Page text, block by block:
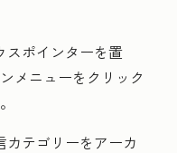
スポインターを置
メニューをクリック
カテゴリーをアーカ